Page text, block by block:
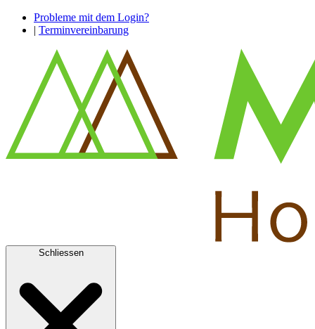
Probleme mit dem Login?
| Terminvereinbarung
Schliessen